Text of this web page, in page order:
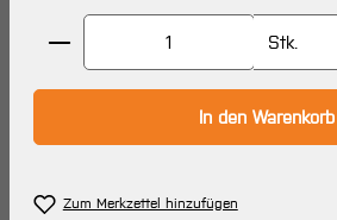
Produkt Anzahl: Gib denStk.
In den Warenkorb
Zum Merkzettel hinzufügen